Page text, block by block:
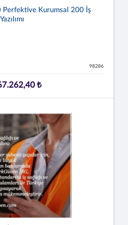
Perfektive Kurumsal 200 İş
98286
₺